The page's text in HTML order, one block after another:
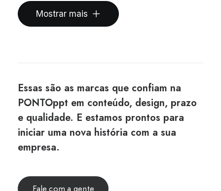
Mostrar mais
Essas são as marcas que confiam na
PONTOppt em conteúdo, design, prazo
e qualidade. E estamos prontos para
iniciar uma nova história com a sua
empresa.
Fale com a gente